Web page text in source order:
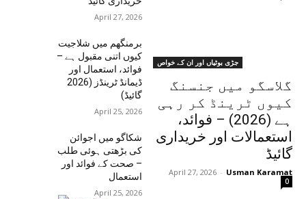
جڑی بوٹیاں اور ان کے خواص
گلاسگو میں جنسنگ
کیوں ٹرینڈ کر رہی
ہے (2026) – فوائد،
استعمالات اور خریداری
گائیڈ
Usman Karamat
-
April 27, 2026
0
April 27, 2026
برمنگھم میں شلاجیت
کیوں اتنی مقبول ہے –
فوائد، استعمال اور
ڈیمانڈ ٹرینڈز (2026
گائیڈ)
April 25, 2026
شکاگو میں اجوائن
کی بڑھتی ہوئی طلب
– صحت کے فوائد اور
استعمال
April 25, 2026